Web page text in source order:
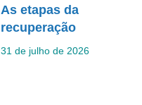
As etapas da
recuperação
31 de julho de 2026